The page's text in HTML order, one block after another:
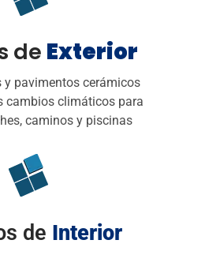
de Exterior
y pavimentos cerámicos
cambios climáticos para
caminos y piscinas
de Interior